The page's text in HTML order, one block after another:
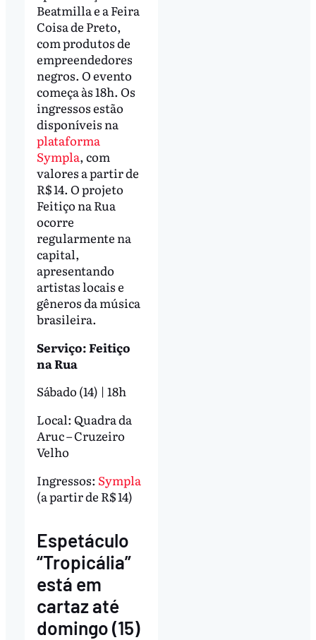
Beatmilla e a Feira
Coisa de Preto,
com produtos de
empreendedores
negros. O evento
começa às 18h. Os
ingressos estão
disponíveis na
plataforma
Sympla, com
valores a partir de
R$ 14. O projeto
Feitiço na Rua
ocorre
regularmente na
capital,
apresentando
artistas locais e
gêneros da música
brasileira.
Serviço: Feitiço
na Rua
Sábado (14) | 18h
Local: Quadra da
Aruc – Cruzeiro
Velho
Ingressos: Sympla
(a partir de R$ 14)
Espetáculo
“Tropicália”
está em
cartaz até
domingo (15)